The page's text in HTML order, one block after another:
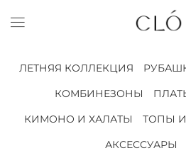
ЛЕТНЯЯ КОЛЛЕКЦИЯ
КОМБИНЕЗОНЫ
КИМОНО И ХАЛАТЫ
ТОПЫ
АКСЕССУАРЫ